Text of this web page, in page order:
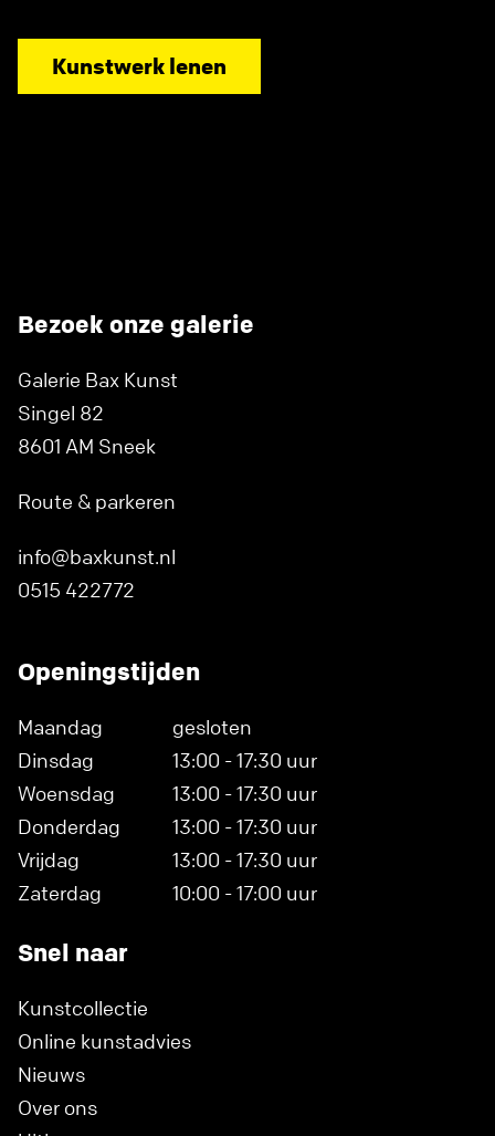
Kunstwerk lenen
Bezoek onze galerie
Galerie Bax Kunst
Singel 82
8601 AM Sneek
Route & parkeren
info@baxkunst.nl
0515 422772
Openingstijden
Maandag
gesloten
Dinsdag
13:00 - 17:30 uur
Woensdag
13:00 - 17:30 uur
Donderdag
13:00 - 17:30 uur
Vrijdag
13:00 - 17:30 uur
Zaterdag
10:00 - 17:00 uur
Snel naar
Kunstcollectie
Online kunstadvies
Nieuws
Over ons